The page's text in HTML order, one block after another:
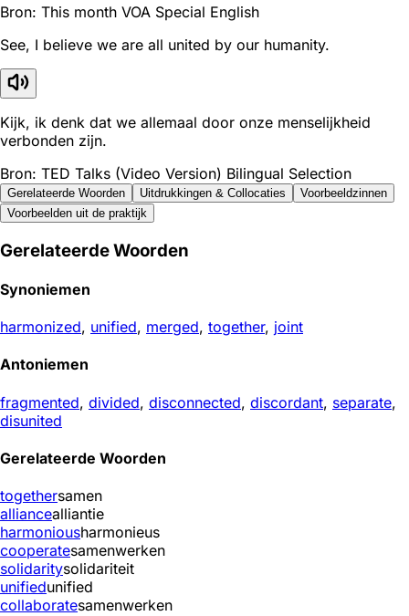
Bron: This month VOA Special English
See, I believe we are all united by our humanity.
Kijk, ik denk dat we allemaal door onze menselijkheid
verbonden zijn.
Bron: TED Talks (Video Version) Bilingual Selection
Gerelateerde Woorden Uitdrukkingen & Collocaties
Voorbeeldzinnen
Voorbeelden uit de praktijk
Gerelateerde Woorden
Synoniemen
harmonized, unified, merged, together, joint
Antoniemen
fragmented, divided, disconnected, discordant, separate,
disunited
Gerelateerde Woorden
togethersamen
alliancealliantie
harmoniousharmonieus
cooperatesamenwerken
solidaritysolidariteit
unifiedunified
collaboratesamenwerken